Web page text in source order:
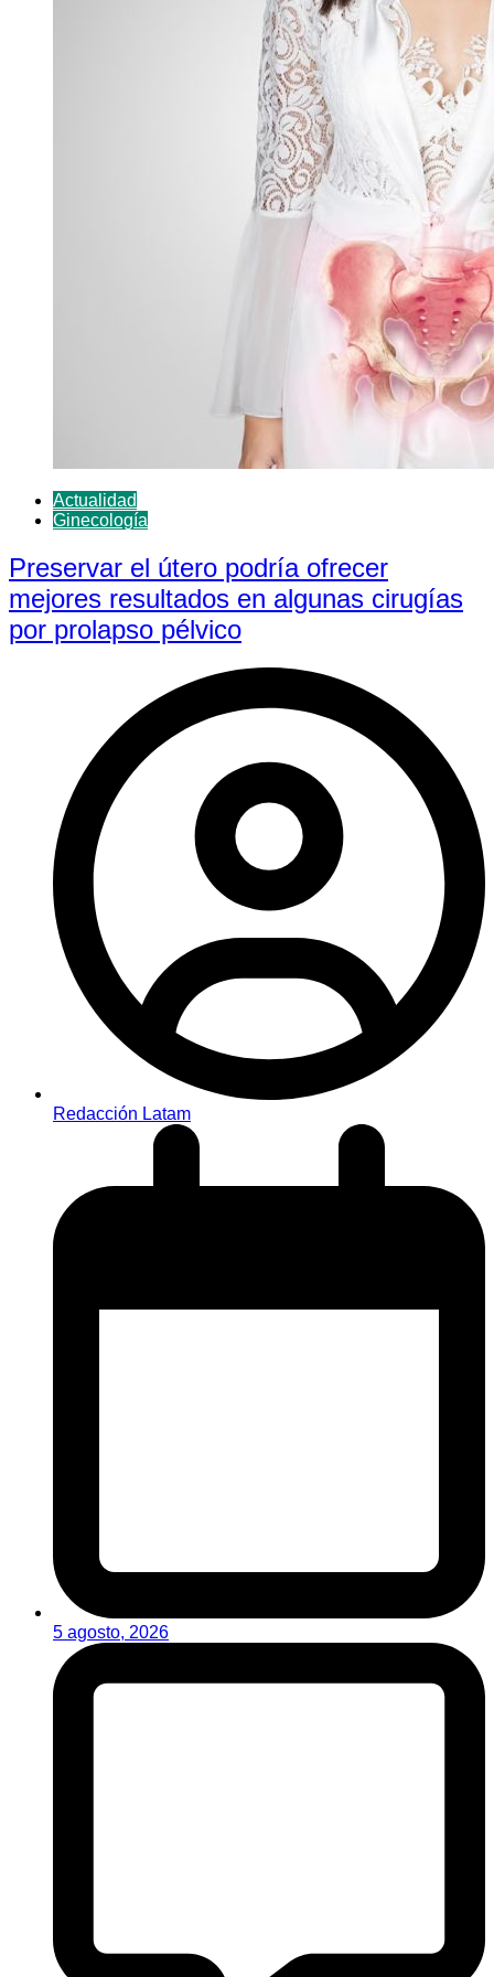
Actualidad
Ginecología
Preservar el útero podría ofrecer
mejores resultados en algunas cirugías
por prolapso pélvico
Redacción Latam
5 agosto, 2026